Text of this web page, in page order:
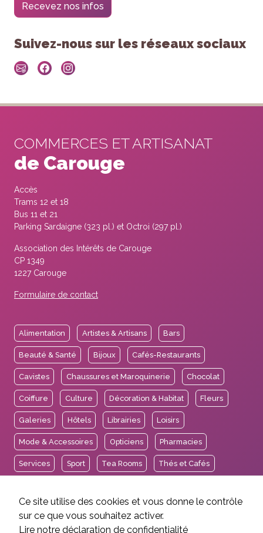
Recevez nos infos
Suivez-nous sur les réseaux sociaux
COMMERCES ET ARTISANAT
de Carouge
Accès
Trams 12 et 18
Bus 11 et 21
Parking Sardaigne (323 pl.) et Octroi (297 pl.)
Association des Intérêts de Carouge
CP 1349
1227 Carouge
Formulaire de contact
Alimentation Artistes & Artisans Bars
Beauté & Santé Bijoux Cafés-Restaurants
Cavistes Chaussures et Maroquinerie Chocolat
Coiffure Culture Décoration & Habitat Fleurs
Galeries Hôtels Librairies Loisirs
Mode & Accessoires Opticiens Pharmacies
Services Sport Tea Rooms Thés et Cafés
Ce site utilise des cookies et vous donne le contrôle
sur ce que vous souhaitez activer.
Lire notre déclaration de confidentialité